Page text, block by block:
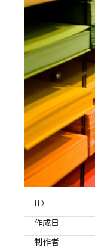
ID
作成日
制作者